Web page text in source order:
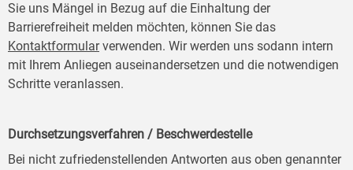
Sie uns Mängel in Bezug auf die Einhaltung der
Barrierefreiheit melden möchten, können Sie das
Kontaktformularverwenden. Wir werden uns sodann intern
mit Ihrem Anliegen auseinandersetzen und die notwendigen
Schritte veranlassen.
Durchsetzungsverfahren / Beschwerdestelle
Bei nicht zufriedenstellenden Antworten aus oben genannter